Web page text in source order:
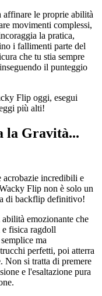
affinare le proprie abilità
movimenti complessi,
la pratica,
i fallimenti parte del
che tu stia sempre
il punteggio
Flip oggi, esegui
più alti!
la Gravità...
acrobazie incredibili e
Flip non è solo un
di backflip definitivo!
emozionante che
e fisica ragdoll
ma
perfetti, poi atterra
Non si tratta di premere
e l'esaltazione pura